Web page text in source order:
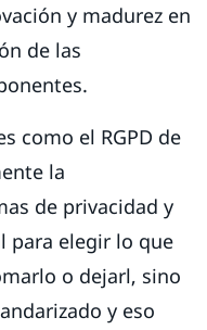
y madurez en
de las
como el RGPD de
la
de privacidad y
para elegir lo que
o dejarl, sino
y eso